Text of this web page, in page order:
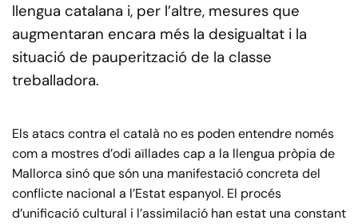
llengua catalana i, per l’altre, mesures que
augmentaran encara més la desigualtat i la
situació de pauperització de la classe
treballadora.
Els atacs contra el català no es poden entendre només
com a mostres d’odi aïllades cap a la llengua pròpia de
Mallorca sinó que són una manifestació concreta del
conflicte nacional a l’Estat espanyol. El procés
d’unificació cultural i l’assimilació han estat una constant